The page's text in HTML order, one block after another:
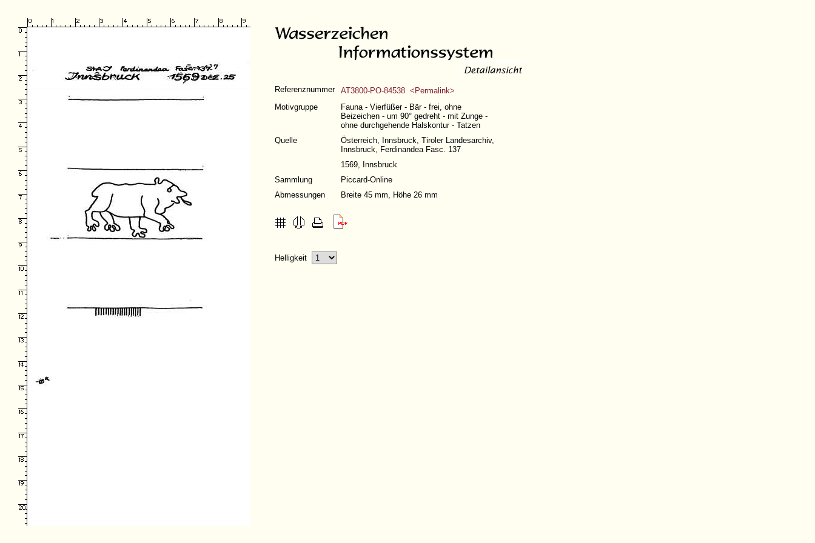
Referenznummer
AT3800-PO-84538 <Permalink>
Motivgruppe
Fauna - Vierfüßer - Bär - frei, ohne
Beizeichen - um 90° gedreht - mit Zunge -
ohne durchgehende Halskontur - Tatzen
Quelle
Österreich, Innsbruck, Tiroler Landesarchiv,
Innsbruck, Ferdinandea Fasc. 137
1569, Innsbruck
Sammlung
Piccard-Online
Abmessungen
Breite 45 mm, Höhe 26 mm
Helligkeit